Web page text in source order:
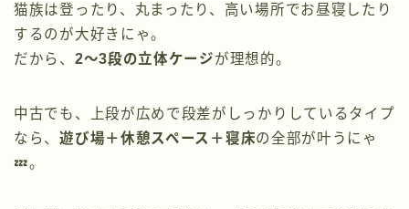
猫族は登ったり、丸まったり、高い場所でお昼寝したり
するのが大好きにゃ。
だから、 2〜3段の立体ケージが理想的。
中古でも、上段が広めで段差がしっかりしているタイプ
なら、遊び場＋休憩スペース＋寝床の全部が叶うにゃ
💤。